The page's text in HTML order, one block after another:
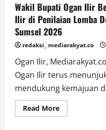
Wakil Bupati Ogan Ilir
Ilir di Penilaian Lomba
Sumsel 2026
redaksi_ mediarakyat.co
Ogan Ilir,
Ogan Ilir terus
mendukung kemajuan
Read MoreRead
more